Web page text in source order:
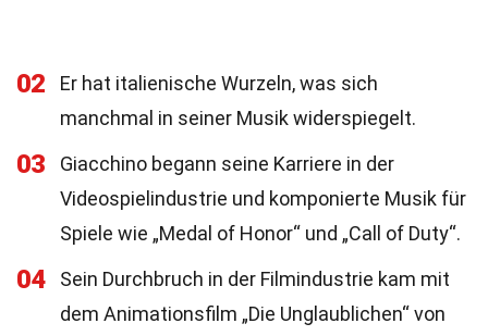
02
Er hat italienische Wurzeln, was sich
manchmal in seiner Musik widerspiegelt.
03
Giacchino begann seine Karriere in der
Videospielindustrie und komponierte Musik für
Spiele wie „Medal of Honor“ und „Call of Duty“.
04
Sein Durchbruch in der Filmindustrie kam mit
dem Animationsfilm „Die Unglaublichen“ von